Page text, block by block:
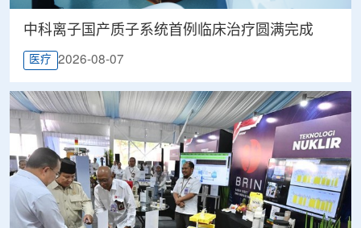
中科离子国产质子系统首例临床治疗圆满完成
医疗 2026-08-07